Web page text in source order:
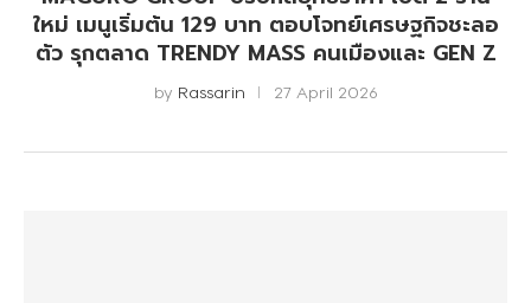
ใหม่ เมนูเริ่มต้น 129 บาท ตอบโจทย์เศรษฐกิจชะลอ
ตัว รุกตลาด TRENDY MASS คนเมืองและ GEN Z
by Rassarin 27 April 2026